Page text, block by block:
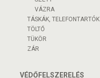
VÁZRA
TÁSKÁK, TELEFONTARTÓK
TÖLTŐ
TÜKÖR
ZÁR
VÉDŐFELSZERELÉS